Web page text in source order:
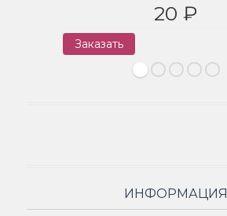
20 ₽
Заказать
ИНФОРМАЦИЯ